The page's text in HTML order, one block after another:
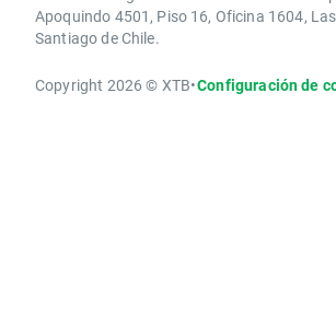
Apoquindo 4501, Piso 16, Oficina 1604,
Santiago de Chile.
Copyright 2026 © XTB•Configuración de